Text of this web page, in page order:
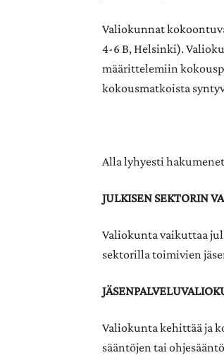
​Valiokunnat
4-6 B, Helsinki).
määrittelemiin
kokousmatkoista
​Alla lyhyesti
JULKISEN SEKTORIN
Valiokunta vaikuttaa
sektorilla toimivien
Valiokunta kehittää ja
sääntöjen tai